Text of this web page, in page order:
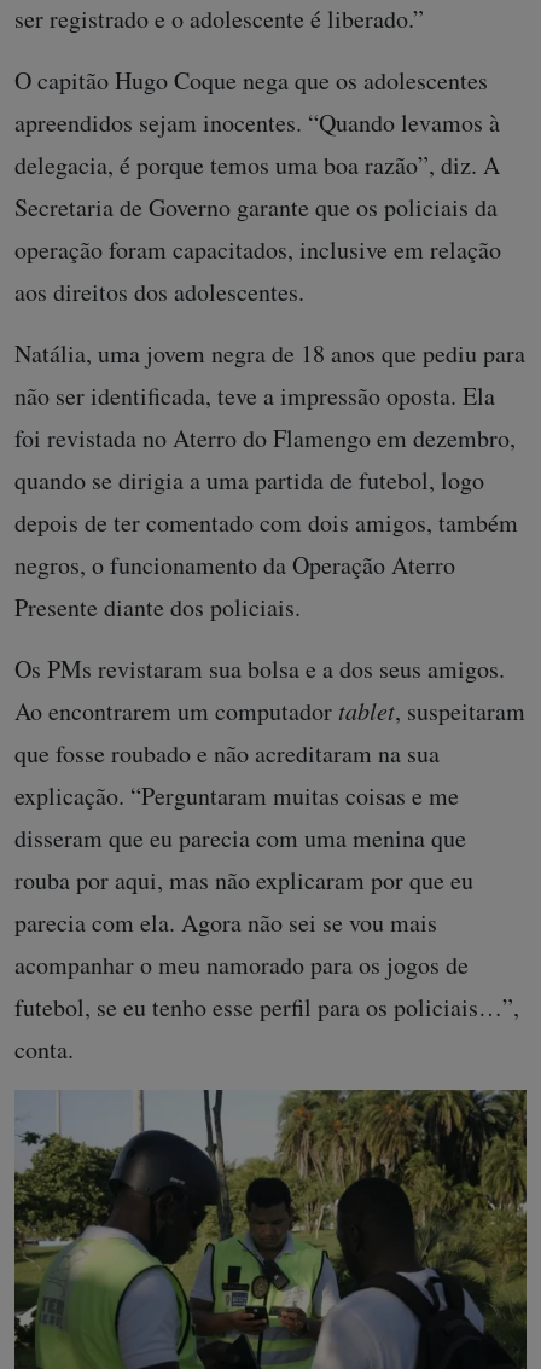
ser registrado e o adolescente é liberado.”
O capitão Hugo Coque nega que os adolescentes
apreendidos sejam inocentes. “Quando levamos à
delegacia, é porque temos uma boa razão”, diz. A
Secretaria de Governo garante que os policiais da
operação foram capacitados, inclusive em relação
aos direitos dos adolescentes.
Natália, uma jovem negra de 18 anos que pediu para
não ser identificada, teve a impressão oposta. Ela
foi revistada no Aterro do Flamengo em dezembro,
quando se dirigia a uma partida de futebol, logo
depois de ter comentado com dois amigos, também
negros, o funcionamento da Operação Aterro
Presente diante dos policiais.
Os PMs revistaram sua bolsa e a dos seus amigos.
Ao encontrarem um computador tablet, suspeitaram
que fosse roubado e não acreditaram na sua
explicação. “Perguntaram muitas coisas e me
disseram que eu parecia com uma menina que
rouba por aqui, mas não explicaram por que eu
parecia com ela. Agora não sei se vou mais
acompanhar o meu namorado para os jogos de
futebol, se eu tenho esse perfil para os policiais…”,
conta.